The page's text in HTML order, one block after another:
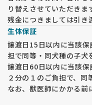
り替えさせていただきま
残金につきましては引き
生体保証
譲渡日15日以内に当該
担で同等・同犬種の子犬
譲渡日60日以内に当該
２分の１のご負担で、同
なお、獣医師にかかる前